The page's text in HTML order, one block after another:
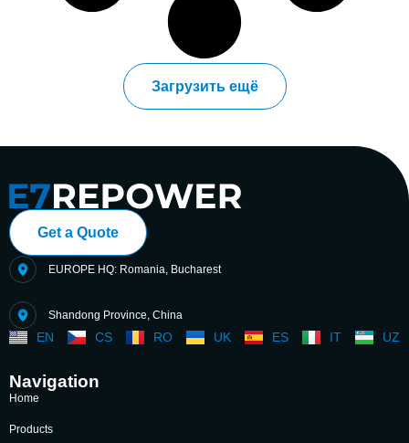
Загрузить ещё
Get a Quote
EUROPE HQ: Romania, Bucharest
Shandong Province, China
EN CS RO UK ES IT UZ
Navigation
Home
Products